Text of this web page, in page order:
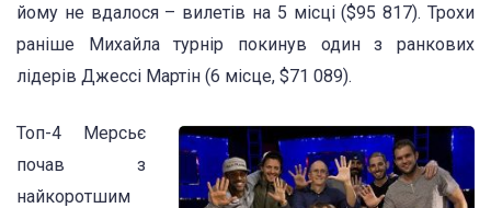
йому не вдалося – вилетів на 5 місці ($95 817). Трохи
раніше Михайла турнір покинув один з ранкових
лідерів Джессі Мартін (6 місце, $71 089).
Топ-4 Мерсьє
почав з
найкоротшим